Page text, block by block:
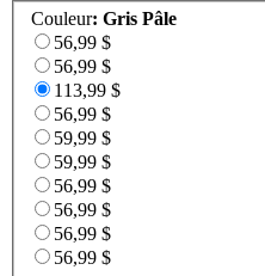
Couleur: Gris Pâle
56,99 $
56,99 $
113,99 $
56,99 $
59,99 $
59,99 $
56,99 $
56,99 $
56,99 $
56,99 $